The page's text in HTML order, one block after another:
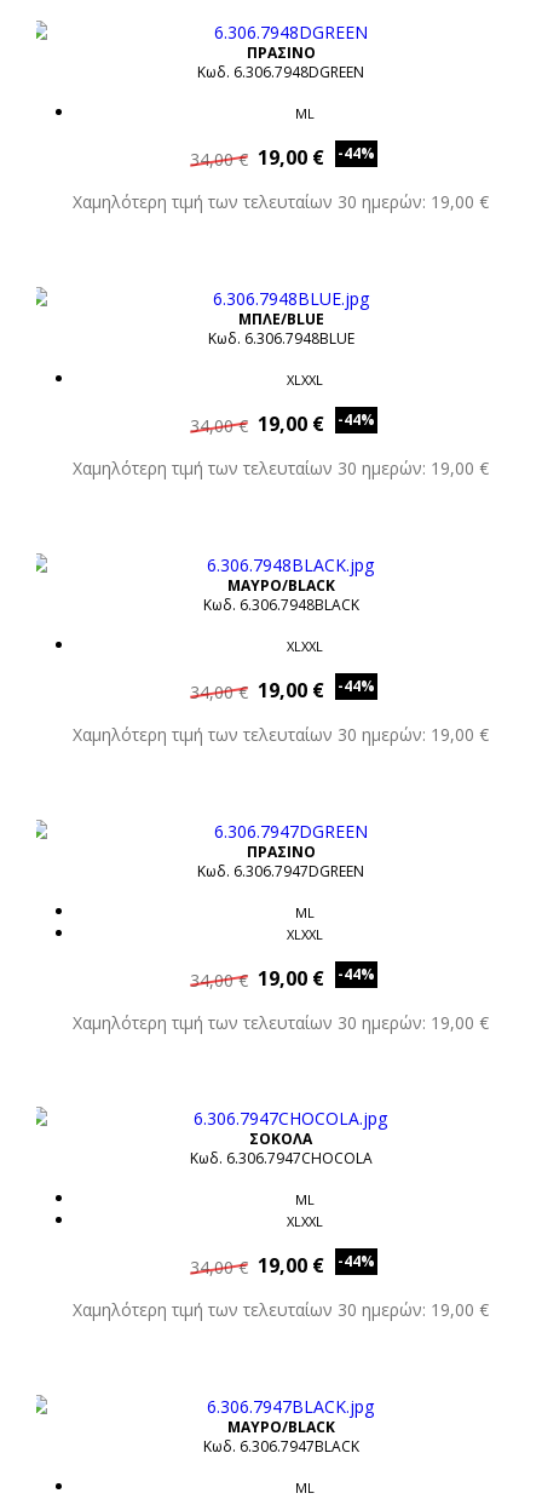
ΠΡΑΣΙΝΟ
Κωδ. 6.306.7948DGREEN
ML
34,00 € 19,00 € -44%
Χαμηλότερη τιμή των τελευταίων 30 ημερών: 19,00 €
ΜΠΛΕ/BLUE
Κωδ. 6.306.7948BLUE
XLXXL
34,00 € 19,00 € -44%
Χαμηλότερη τιμή των τελευταίων 30 ημερών: 19,00 €
ΜΑΥΡΟ/BLACK
Κωδ. 6.306.7948BLACK
XLXXL
34,00 € 19,00 € -44%
Χαμηλότερη τιμή των τελευταίων 30 ημερών: 19,00 €
ΠΡΑΣΙΝΟ
Κωδ. 6.306.7947DGREEN
ML
XLXXL
34,00 € 19,00 € -44%
Χαμηλότερη τιμή των τελευταίων 30 ημερών: 19,00 €
ΣΟΚΟΛΑ
Κωδ. 6.306.7947CHOCOLA
ML
XLXXL
34,00 € 19,00 € -44%
Χαμηλότερη τιμή των τελευταίων 30 ημερών: 19,00 €
ΜΑΥΡΟ/BLACK
Κωδ. 6.306.7947BLACK
ML